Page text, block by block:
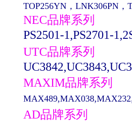
TOP256YN，LNK306PN
NEC品牌系列
PS2501-1,PS2701-
UTC品牌系列
MAXIM品牌系列
AD品牌系列